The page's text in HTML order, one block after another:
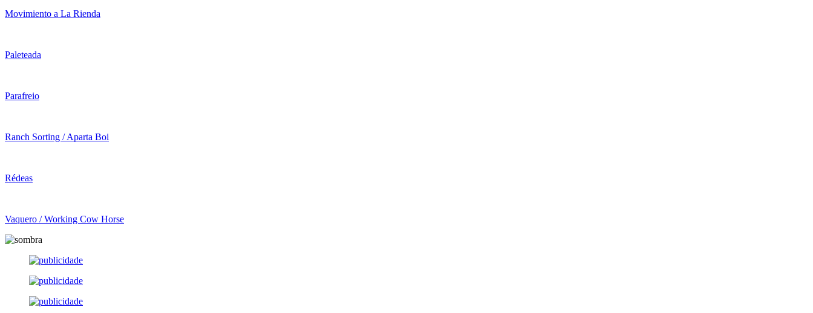
Movimiento a La Rienda
Paleteada
Parafreio
Ranch Sorting / Aparta Boi
Rédeas
Vaquero / Working Cow Horse